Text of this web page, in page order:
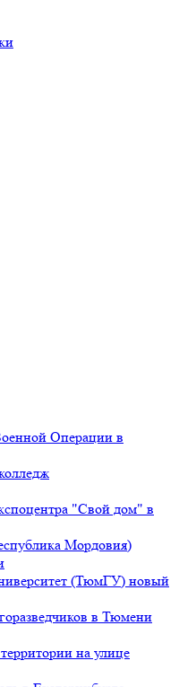
Операции в
"Свой дом" в
Мордовия)
(ТюмГУ) новый
в Тюмени
на улице